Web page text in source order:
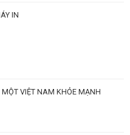
IN
MỘT VIỆT NAM KHỎE MẠNH